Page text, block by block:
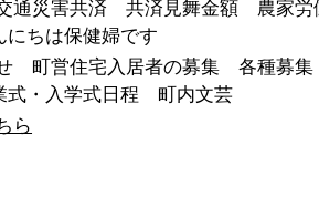
通災害共済 共済見舞金額 農家労
ちは保健婦です
町営住宅入居者の募集 各種募
式・入学式日程 町内文芸
ら